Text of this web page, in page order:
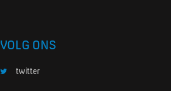
VOLG ONS
twitter